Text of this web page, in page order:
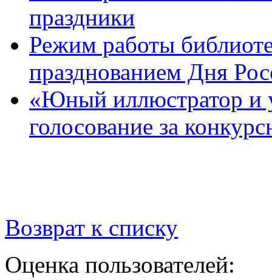
праздники
Режим работы
празднованием Дня
«Юный иллюстратор и
голосование за
Возврат к списку
Оценка пользователей: